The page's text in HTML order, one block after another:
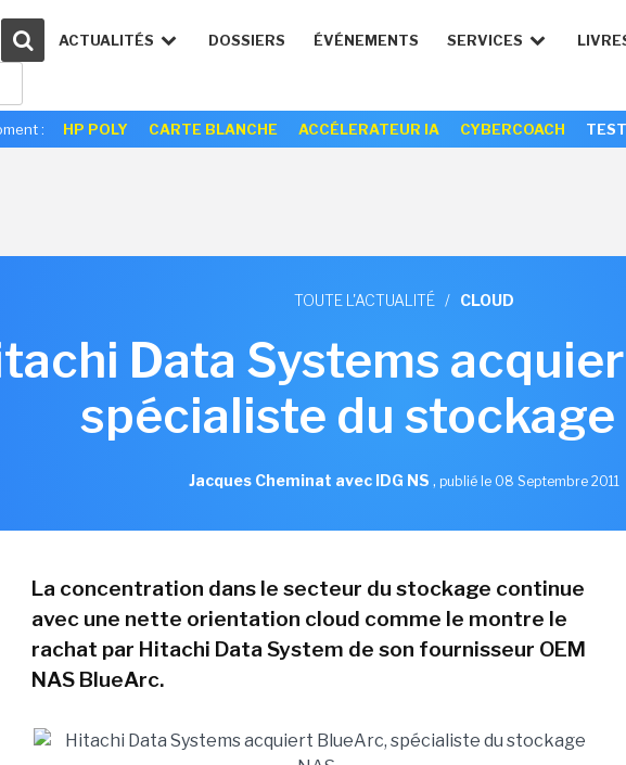
ACTUALITÉS DOSSIERS ÉVÉNEMENTS SERVICES
: HP POLY CARTE BLANCHE ACCÉLERATEUR IA CYBERCOACH
TOUTE L'ACTUALITÉ / CLOUD
Data Systems
spécialiste du stockage
Jacques Cheminat avec IDG NS , publié le 08 Septembre 2011
La concentration dans le secteur du stockage continue
avec une nette orientation cloud comme le montre le
rachat par Hitachi Data System de son fournisseur OEM
NAS BlueArc.